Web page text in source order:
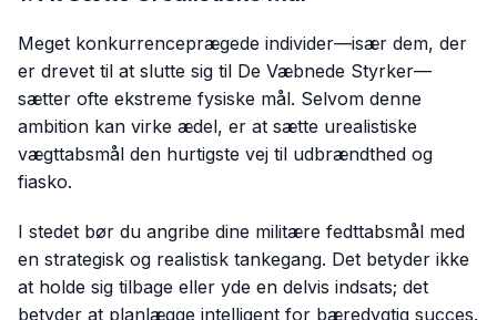
Meget konkurrenceprægede individer—især dem, der
er drevet til at slutte sig til De Væbnede Styrker—
sætter ofte ekstreme fysiske mål. Selvom denne
ambition kan virke ædel, er at sætte urealistiske
vægttabsmål den hurtigste vej til udbrændthed og
fiasko.
I stedet bør du angribe dine militære fedttabsmål med
en strategisk og realistisk tankegang. Det betyder ikke
at holde sig tilbage eller yde en delvis indsats; det
betyder at planlægge intelligent for bæredygtig succes.